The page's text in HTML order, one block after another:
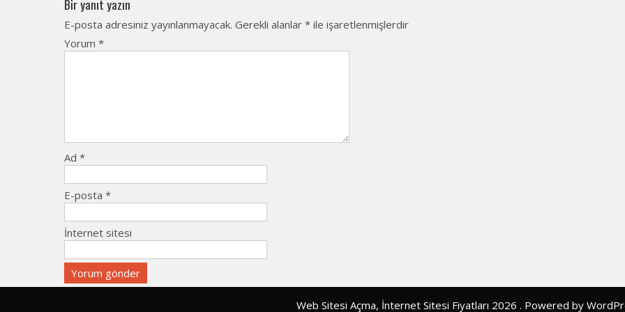
Bir yanıt yazın
E-posta adresiniz yayınlanmayacak. Gerekli alanlar * ile işaretlenmişlerdir
Yorum *
Ad *
E-posta *
İnternet sitesi
Web Sitesi Açma, İnternet Sitesi Fiyatları 2026 . Powered by